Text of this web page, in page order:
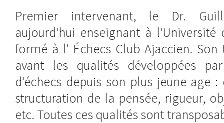
Premier intervenant, le Dr.
aujourd'hui enseignant à
formé à l' Échecs Club Ajaccien.
avant les qualités développées
d'échecs depuis son plus jeune age
structuration de la pensée, rigueur,
etc. Toutes ces qualités sont